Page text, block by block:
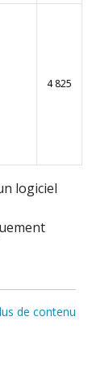
4 825
logiciel
de contenu